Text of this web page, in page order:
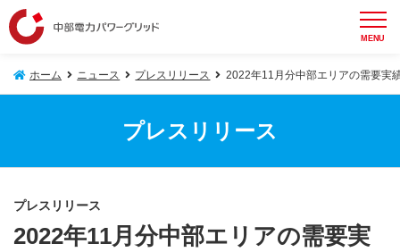
MENU
ホーム ニュース プレスリリース 2022年11月分中部エリアの需要実
プレスリリース
プレスリリース
2022年11月分中部エリアの需要実